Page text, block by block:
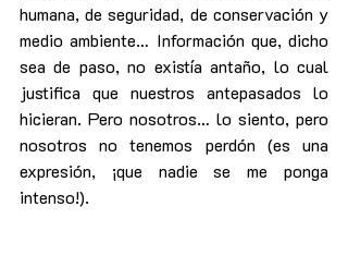
humana, de seguridad, de conservación y
medio ambiente… Información que, dicho
sea de paso, no existía antaño, lo cual
justifica que nuestros antepasados lo
hicieran. Pero nosotros… lo siento, pero
nosotros no tenemos perdón (es una
expresión, ¡que nadie se me ponga
intenso!).